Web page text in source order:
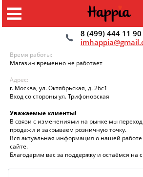
8 (499) 444 11 90
Время работы:
Магазин временно не работает
Адрес:
г. Москва, ул. Октябрьская, д. 26с1
Вход со стороны ул. Трифоновская
Уважаемые клиенты!
В связи с изменениями на рынке мы
продажи и закрываем розничную точку.
Вся актуальная информация о нашей работе
сайте.
Благодарим вас за поддержку и остаёмся на